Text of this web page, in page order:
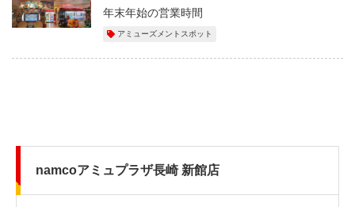
年末年始の営業時間
アミューズメントスポット
namcoアミュプラザ長崎 新館店